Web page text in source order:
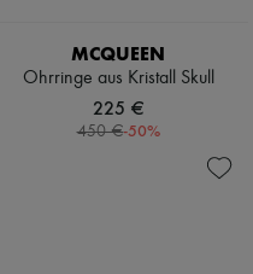
MCQUEEN
Ohrringe aus Kristall Skull
225 €
450 €-50%